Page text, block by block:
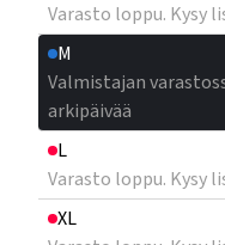
Varasto loppu. Kysy
M
Valmistajan
arkipäivää
L
Varasto loppu. Kysy
XL